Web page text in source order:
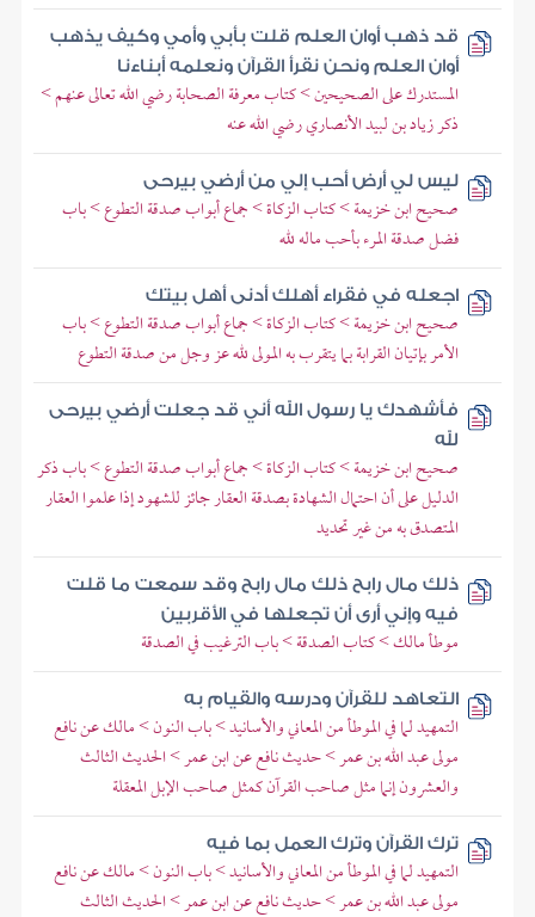
قد ذهب أوان العلم قلت بأبي وأمي وكيف يذهب
أوان العلم ونحن نقرأ القرآن ونعلمه أبناءنا
المستدرك على الصحيحين > كتاب معرفة الصحابة رضي الله تعالى عنهم >
ذكر زياد بن لبيد الأنصاري رضي الله عنه
ليس لي أرض أحب إلي من أرضي بيرحى
صحيح ابن خزيمة > كتاب الزكاة > جماع أبواب صدقة التطوع > باب
فضل صدقة المرء بأحب ماله لله
اجعله في فقراء أهلك أدنى أهل بيتك
صحيح ابن خزيمة > كتاب الزكاة > جماع أبواب صدقة التطوع > باب
الأمر بإتيان القرابة بما يتقرب به المولى لله عز وجل من صدقة التطوع
فأشهدك يا رسول الله أني قد جعلت أرضي بيرحى
لله
صحيح ابن خزيمة > كتاب الزكاة > جماع أبواب صدقة التطوع > باب ذكر
الدليل على أن احتمال الشهادة بصدقة العقار جائز للشهود إذا علموا العقار
المتصدق به من غير تحديد
ذلك مال رابح ذلك مال رابح وقد سمعت ما قلت
فيه وإني أرى أن تجعلها في الأقربين
موطأ مالك > كتاب الصدقة > باب الترغيب في الصدقة
التعاهد للقرآن ودرسه والقيام به
التمهيد لما في الموطأ من المعاني والأسانيد > باب النون > مالك عن نافع
مولى عبد الله بن عمر > حديث نافع عن ابن عمر > الحديث الثالث
والعشرون إنما مثل صاحب القرآن كمثل صاحب الإبل المعقلة
ترك القرآن وترك العمل بما فيه
التمهيد لما في الموطأ من المعاني والأسانيد > باب النون > مالك عن نافع
مولى عبد الله بن عمر > حديث نافع عن ابن عمر > الحديث الثالث